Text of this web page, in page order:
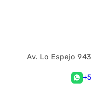
Av. Lo Espejo